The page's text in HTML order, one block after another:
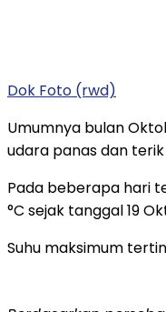
Dok Foto (rwd)
Umumnya bulan
udara panas dan
Pada beberapa hari
°C sejak tanggal 19
Suhu maksimum